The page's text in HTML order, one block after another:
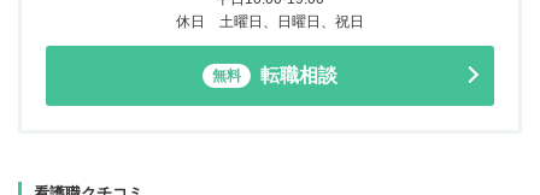
休日 土曜日、日曜日、祝日
無料 転職相談